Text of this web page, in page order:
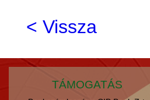
< Vissza
TÁMOGATÁS